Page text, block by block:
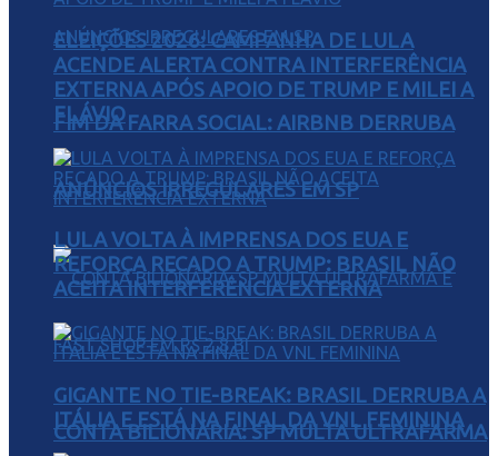
FIM DA FARRA SOCIAL: AIRBNB DERRUBA
ANÚNCIOS IRREGULARES EM SP
CONTA BILIONÁRIA: SP MULTA ULTRAFARMA
ELEIÇÕES 2026: CAMPANHA DE LULA
ACENDE ALERTA CONTRA INTERFERÊNCIA
EXTERNA APÓS APOIO DE TRUMP E MILEI A
FLÁVIO
LULA VOLTA À IMPRENSA DOS EUA E
REFORÇA RECADO A TRUMP: BRASIL NÃO
ACEITA INTERFERÊNCIA EXTERNA
GIGANTE NO TIE-BREAK: BRASIL DERRUBA A
ITÁLIA E ESTÁ NA FINAL DA VNL FEMININA